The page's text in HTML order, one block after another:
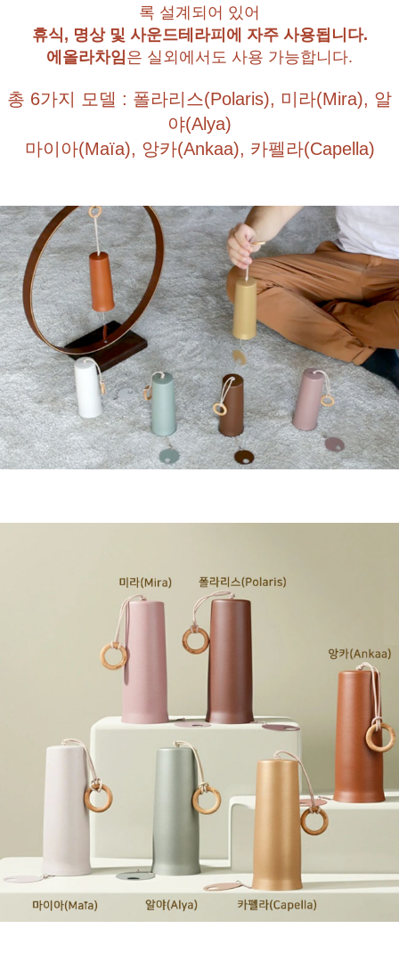
록 설계되어 있어
휴식, 명상 및 사운드테라피에 자주 사용됩니다.
에올라차임 은 실외에서도 사용 가능합니다.
총 6가지 모델 : 폴라리스(Polaris), 미라(Mira), 알
야(Alya)
마이아(Maïa), 앙카(Ankaa), 카펠라(Capella)